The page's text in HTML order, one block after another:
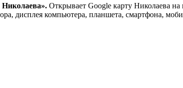
Открывает Google карту Николаева
дисплея компьютера, планшета, смартфона,